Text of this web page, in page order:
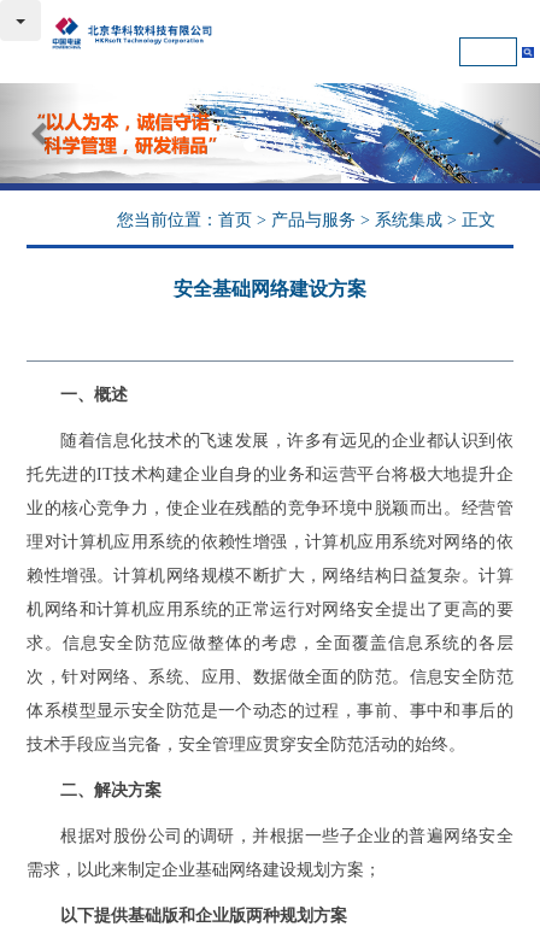
您当前位置： 首页> 产品与服务 > 系统集成> 正文
安全基础网络建设方案
一、概述
随着信息化技术的飞速发展，许多有远见的企业都认识到依
托先进的IT技术构建企业自身的业务和运营平台将极大地提升企
业的核心竞争力，使企业在残酷的竞争环境中脱颖而出。经营管
理对计算机应用系统的依赖性增强，计算机应用系统对网络的依
赖性增强。计算机网络规模不断扩大，网络结构日益复杂。计算
机网络和计算机应用系统的正常运行对网络安全提出了更高的要
求。信息安全防范应做整体的考虑，全面覆盖信息系统的各层
次，针对网络、系统、应用、数据做全面的防范。信息安全防范
体系模型显示安全防范是一个动态的过程，事前、事中和事后的
技术手段应当完备，安全管理应贯穿安全防范活动的始终。
二、解决方案
根据对股份公司的调研，并根据一些子企业的普遍网络安全
需求，以此来制定企业基础网络建设规划方案；
以下提供基础版和企业版两种规划方案